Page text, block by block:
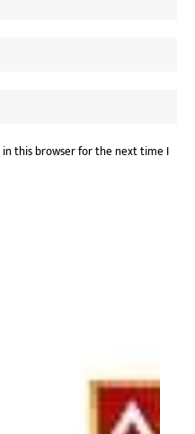
in this browser for the next time I